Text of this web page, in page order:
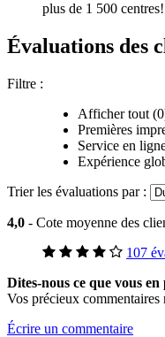
plus de 1 500 centres!
Évaluations des
Filtre :
Afficher tout
Premières
Service en
Expérience
Trier les évaluations par :
4,0 - Cote moyenne des
107
Dites-nous ce que vous en
Vos précieux
Écrire un commentaire